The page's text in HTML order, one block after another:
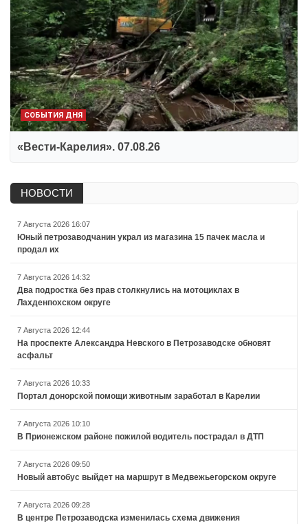
СОБЫТИЯ ДНЯ
«Вести-Карелия». 07.08.26
НОВОСТИ
7 Августа 2026 16:07
Юный петрозаводчанин украл из магазина 15 пачек масла и
продал их
7 Августа 2026 14:32
Два подростка без прав столкнулись на мотоциклах в
Лахденпохском округе
7 Августа 2026 12:44
На проспекте Александра Невского в Петрозаводске обновят
асфальт
7 Августа 2026 10:33
Портал донорской помощи животным заработал в Карелии
7 Августа 2026 10:10
В Прионежском районе пожилой водитель пострадал в ДТП
7 Августа 2026 09:50
Новый автобус выйдет на маршрут в Медвежьегорском округе
7 Августа 2026 09:28
В центре Петрозаводска изменилась схема движения